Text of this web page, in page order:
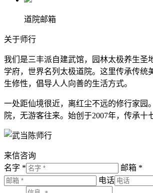
道院邮箱
关于师行
我们是三丰派自建武馆，园林太极养生圣
学府，世界名列太极道院。这里传承传统
生修性，倡导人人向善的生活方式。
一处距仙境很近，离红尘不远的修行家园
院，无游客往来。始创于2007年，传承十
来信咨询
名字 *
邮箱 *
电话